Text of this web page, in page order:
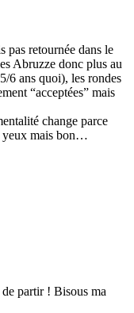
pas retournée dans le
Abruzze donc plus au
6 ans quoi), les rondes
“acceptées” mais
change parce
yeux mais bon…
partir ! Bisous ma